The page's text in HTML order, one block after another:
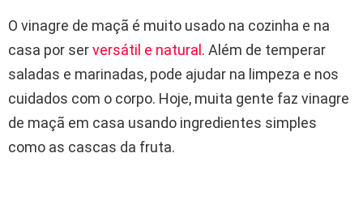
O vinagre de maçã é muito usado na cozinha e na
casa por serversátil e natural . Além de temperar
saladas e marinadas, pode ajudar na limpeza e nos
cuidados com o corpo. Hoje, muita gente faz vinagre
de maçã em casa usando ingredientes simples
como as cascas da fruta.